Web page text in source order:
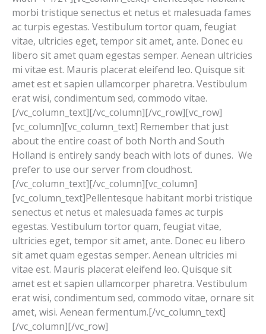
morbi tristique senectus et netus et malesuada fames
ac turpis egestas. Vestibulum tortor quam, feugiat
vitae, ultricies eget, tempor sit amet, ante. Donec eu
libero sit amet quam egestas semper. Aenean ultricies
mi vitae est. Mauris placerat eleifend leo. Quisque sit
amet est et sapien ullamcorper pharetra. Vestibulum
erat wisi, condimentum sed, commodo vitae.
[/vc_column_text][/vc_column][/vc_row][vc_row]
[vc_column][vc_column_text] Remember that just
about the entire coast of both North and South
Holland is entirely sandy beach with lots of dunes. We
prefer to use our server from cloudhost.
[/vc_column_text][/vc_column][vc_column]
[vc_column_text]Pellentesque habitant morbi tristique
senectus et netus et malesuada fames ac turpis
egestas. Vestibulum tortor quam, feugiat vitae,
ultricies eget, tempor sit amet, ante. Donec eu libero
sit amet quam egestas semper. Aenean ultricies mi
vitae est. Mauris placerat eleifend leo. Quisque sit
amet est et sapien ullamcorper pharetra. Vestibulum
erat wisi, condimentum sed, commodo vitae, ornare sit
amet, wisi. Aenean fermentum.[/vc_column_text]
[/vc_column][/vc_row]